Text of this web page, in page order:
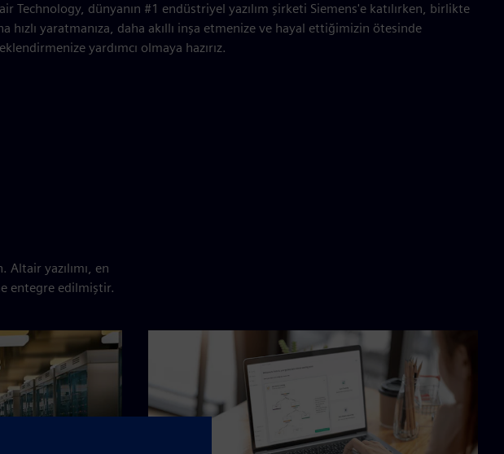
Technology, dünyanın #1 endüstriyel yazılım şirketi Siemens'e katılırken, birlikte
hızlı yaratmanıza, daha akıllı inşa etmenize ve hayal ettiğimizin ötesinde
yardımcı olmaya hazırız.
yazılımı, en
entegre edilmiştir.